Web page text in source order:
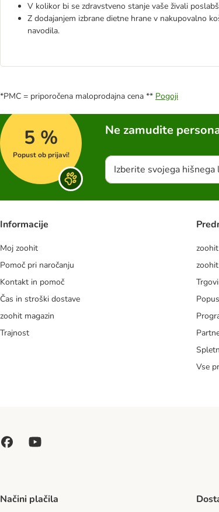
V kolikor bi se zdravstveno stanje vaše živali
Z dodajanjem izbrane dietne hrane v nakupovalno
navodila.
*PMC = priporočena maloprodajna cena ** Pogoji
5 %
Popust ob prijavi!
Ne zamudite
Izberite svojega hišnega
Informacije
Moj zoohit
Pomoč pri naročanju
Kontakt in pomoč
Čas in stroški dostave
zoohit magazin
Trajnost
Vse
Načini plačila